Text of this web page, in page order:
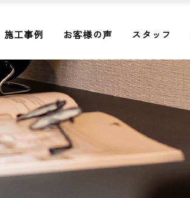
施工事例 お客様の声 スタッフ